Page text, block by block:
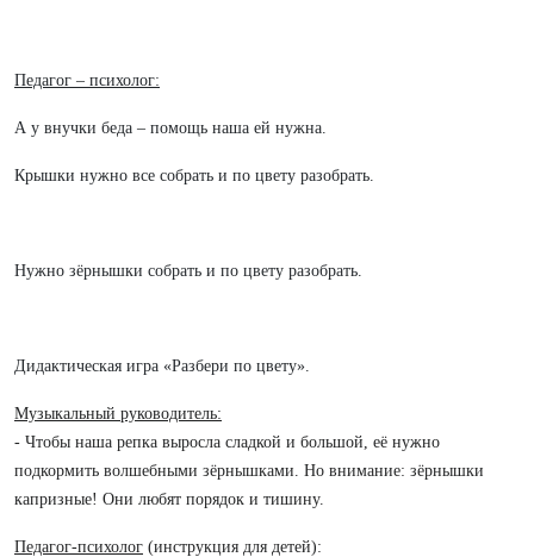
Педагог – психолог:
А у внучки беда – помощь наша ей нужна.
Крышки нужно все собрать и по цвету разобрать.
Нужно зёрнышки собрать и по цвету разобрать.
Дидактическая игра «Разбери по цвету».
Музыкальный руководитель:
- Чтобы наша репка выросла сладкой и большой, её нужно
подкормить волшебными зёрнышками. Но внимание: зёрнышки
капризные! Они любят порядок и тишину.
Педагог-психолог (инструкция для детей):